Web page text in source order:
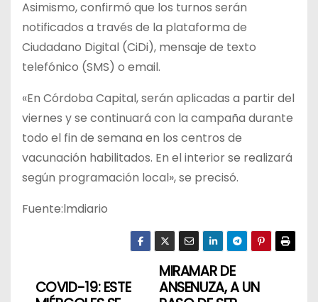
Asimismo, confirmó que los turnos serán
notificados a través de la plataforma de
Ciudadano Digital (CiDi), mensaje de texto
telefónico (SMS) o email.
«En Córdoba Capital, serán aplicadas a partir del
viernes y se continuará con la campaña durante
todo el fin de semana en los centros de
vacunación habilitados. En el interior se realizará
según programación local», se precisó.
Fuente:lmdiario
N
MIRAMAR DE
ANSENUZA, A UN
COVID-19: ESTE